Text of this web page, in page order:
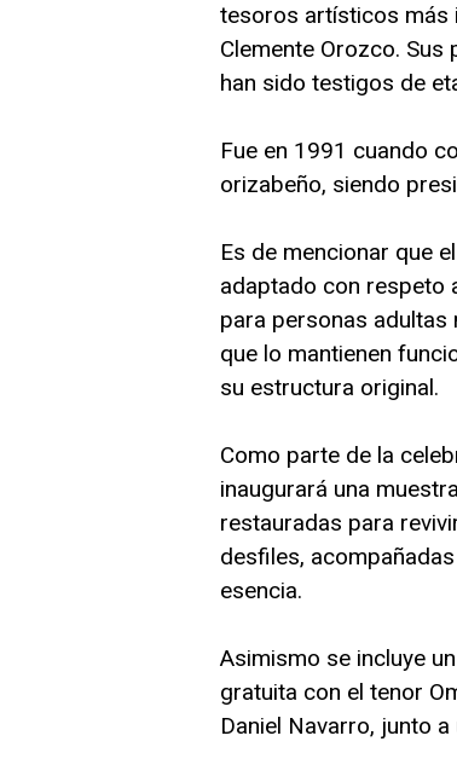
tesoros artísticos más
Clemente Orozco.
han sido testigos de
Fue en 1991 cuando
orizabeño, siendo
Es de mencionar que
adaptado con respeto
para personas adultas
que lo mantienen
su estructura original.
Como parte de la
inaugurará una
restauradas para
desfiles,
esencia.
Asimismo se incluye
gratuita con el tenor
Daniel Navarro, junto